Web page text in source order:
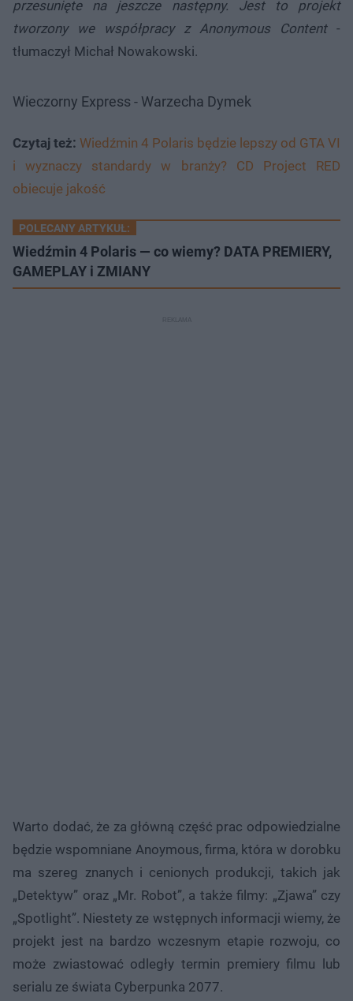
przesunięte na jeszcze następny. Jest to projekt
tworzony we współpracy z Anonymous Content-
tłumaczył Michał Nowakowski.
Wieczorny Express - Warzecha Dymek
Czytaj też: Wiedźmin 4 Polaris będzie lepszy od GTA VI
i wyznaczy standardy w branży? CD Project RED
obiecuje jakość
POLECANY ARTYKUŁ:
Wiedźmin 4 Polaris — co wiemy? DATA PREMIERY,
GAMEPLAY i ZMIANY
Warto dodać, że za główną część prac odpowiedzialne
będzie wspomniane Anoymous, firma, która w dorobku
ma szereg znanych i cenionych produkcji, takich jak
„Detektyw” oraz „Mr. Robot”, a także filmy: „Zjawa” czy
„Spotlight”. Niestety ze wstępnych informacji wiemy, że
projekt jest na bardzo wczesnym etapie rozwoju, co
może zwiastować odległy termin premiery filmu lub
serialu ze świata Cyberpunka 2077.